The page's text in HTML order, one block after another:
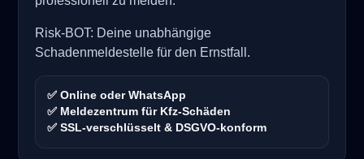
Risk-BOT: Deine unabhängige
Schadenmeldestelle für den Ernstfall.
✅ Online oder WhatsApp
✅ Meldezentrum für Kfz-Schäden
✅ SSL-verschlüsselt & DSGVO-konform